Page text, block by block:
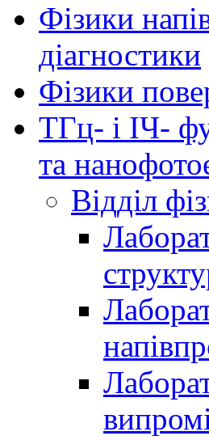
Фізики
діагностики
Фізики
ТГц- і ІЧ-
та
Відділ